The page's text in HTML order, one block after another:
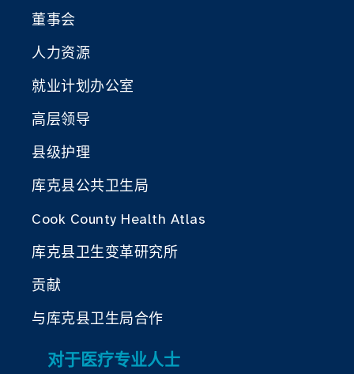
董事会
人力资源
就业计划办公室
高层领导
县级护理
库克县公共卫生局
Cook County Health Atlas
库克县卫生变革研究所
贡献
与库克县卫生局合作
对于医疗专业人士